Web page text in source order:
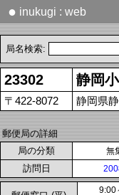
● inukugi : web
局名検索:
23302 静岡
〒422-8072 静岡県
郵便局の詳細
局の分類
無
訪問日
9:00